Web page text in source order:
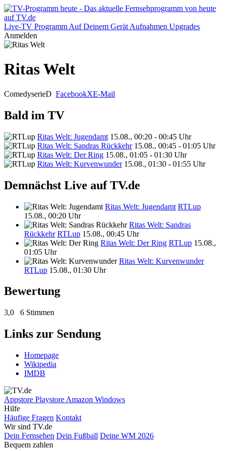
Live-TV Programm Auf Deinem Gerät Aufnahmen Upgrades
Anmelden
Ritas Welt
ComedyserieD FacebookXE-Mail
Bald im TV
Ritas Welt: Jugendamt 15.08., 00:20 - 00:45 Uhr
Ritas Welt: Sandras Rückkehr 15.08., 00:45 - 01:05 Uhr
Ritas Welt: Der Ring 15.08., 01:05 - 01:30 Uhr
Ritas Welt: Kurvenwunder 15.08., 01:30 - 01:55 Uhr
Demnächst Live auf TV.de
Ritas Welt: Jugendamt RTLup
15.08., 00:20 Uhr
Ritas Welt: Sandras
Rückkehr RTLup 15.08., 00:45 Uhr
Ritas Welt: Der Ring RTLup 15.08.,
01:05 Uhr
Ritas Welt: Kurvenwunder
RTLup 15.08., 01:30 Uhr
Bewertung
3,0 6 Stimmen
Links zur Sendung
Homepage
Wikipedia
IMDB
Appstore Playstore Amazon Windows
Hilfe
Häufige Fragen Kontakt
Wir sind TV.de
Dein Fernsehen Dein Fußball Deine WM 2026
Bequem zahlen